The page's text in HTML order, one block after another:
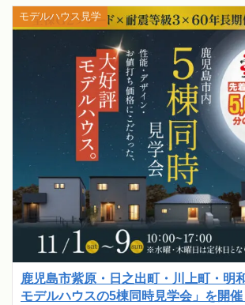
鹿児島市紫原・日之出町・川上町・明
モデルハウスの5棟同時見学会」を開
モデルハウス見学